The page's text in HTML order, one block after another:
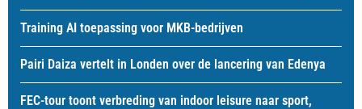
Training AI toepassing voor MKB-bedrijven
Pairi Daiza vertelt in Londen over de lancering van Edenya
FEC-tour toont verbreding van indoor leisure naar sport,